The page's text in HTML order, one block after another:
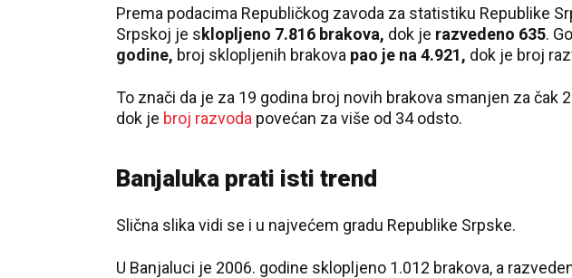
Prema podacima Republičkog zavoda za statistiku Republike
Srpskoj je sklopljeno 7.816 brakova, dok je razvedeno 635.
godine, broj sklopljenih brakova pao je na 4.921, dok je broj
To znači da je za 19 godina broj novih brakova smanjen za čak
dok je broj razvoda povećan za više od 34 odsto.
Banjaluka prati isti trend
Slična slika vidi se i u najvećem gradu Republike Srpske.
U Banjaluci je 2006. godine sklopljeno 1.012 brakova, a